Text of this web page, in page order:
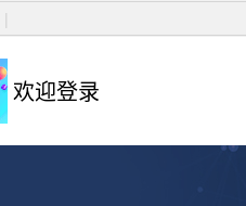
|
欢迎登录